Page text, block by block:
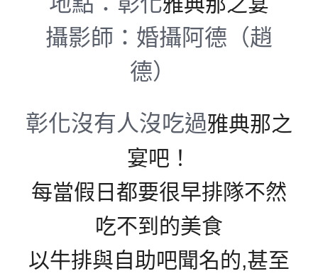
攝影師：婚攝阿德（趙
德）
彰化沒有人沒吃過雅典那之
宴吧！
每當假日都要很早排隊不然
吃不到的美食
以牛排與自助吧聞名的,甚至